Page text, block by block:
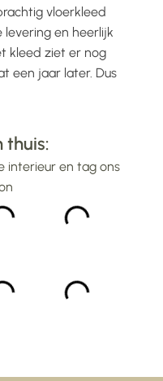
vloerkleed
en heerlijk
kleed ziet er nog
een jaar later. Dus
thuis:
interieur en tag ons